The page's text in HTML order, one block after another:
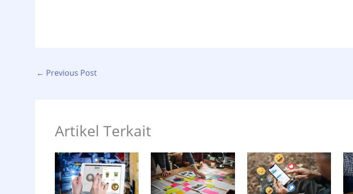
← Previous Post
Artikel Terkait